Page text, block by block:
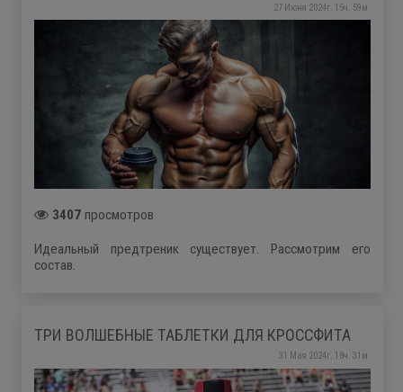
27 Июня 2024г. 15ч. 59м.
3407 просмотров
Идеальный предтреник существует. Рассмотрим его
состав.
ТРИ ВОЛШЕБНЫЕ ТАБЛЕТКИ ДЛЯ КРОССФИТА
31 Мая 2024г. 18ч. 31м.